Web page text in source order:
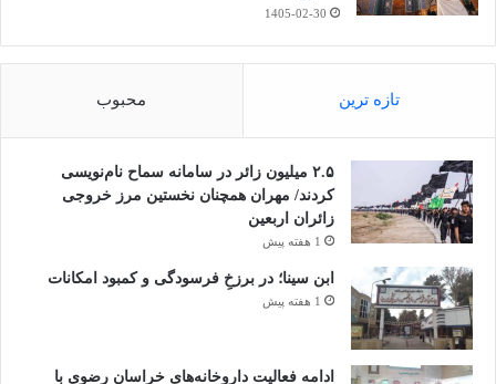
1405-02-30
تازه ترین محبوب
۲.۵ میلیون زائر در سامانه سماح نام‌نویسی
کردند/ مهران همچنان نخستین مرز خروجی
زائران اربعین
1 هفته پیش
ابن سینا؛ در برزخِ فرسودگی و کمبود امکانات
1 هفته پیش
ادامه فعالیت داروخانه‌های خراسان رضوی با